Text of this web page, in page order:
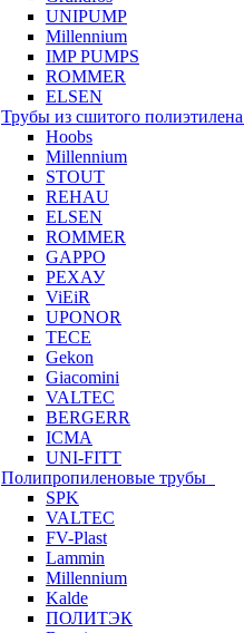
UNIPUMP
Millennium
IMP PUMPS
ROMMER
ELSEN
Трубы из сшитого полиэтилена
Hoobs
Millennium
STOUT
REHAU
ELSEN
ROMMER
GAPPO
РЕХАУ
ViEiR
UPONOR
TECE
Gekon
Giacomini
VALTEC
BERGERR
ICMA
UNI-FITT
Полипропиленовые трубы
SPK
VALTEC
FV-Plast
Lammin
Millennium
Kalde
ПОЛИТЭК